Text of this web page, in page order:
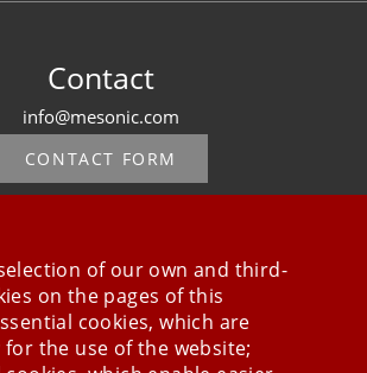
Contact
info@mesonic.com
CONTACT FORM
connected
of our own and third-
on the pages of this
cookies, which are
for the use of the website;